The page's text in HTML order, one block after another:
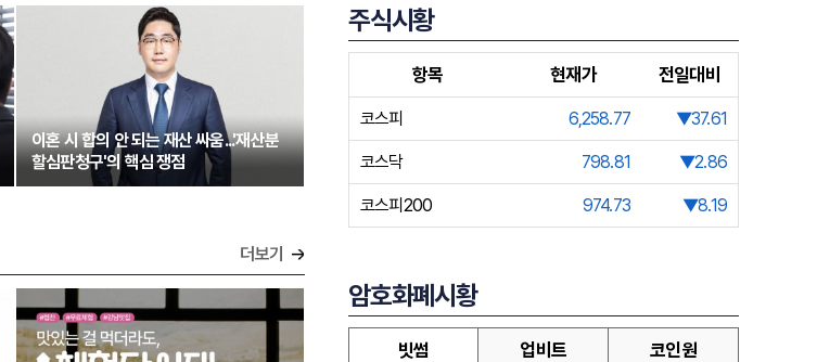
이혼 시 합의 안 되는 재산 싸움...'재산분
할심판청구'의 핵심 쟁점
더보기
주식시황
항목 현재가 전일대비
코스피 6,258.77 ▼37.61
코스닥 798.81 ▼2.86
코스피200 974.73 ▼8.19
암호화폐시황
빗썸 업비트 코인원